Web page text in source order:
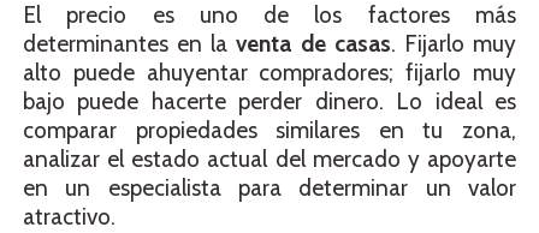
El precio es uno de los factores más
determinantes en laventa de casas. Fijarlo muy
alto puede ahuyentar compradores; fijarlo muy
bajo puede hacerte perder dinero. Lo ideal es
comparar propiedades similares en tu zona,
analizar el estado actual del mercado y apoyarte
en un especialista para determinar un valor
atractivo.